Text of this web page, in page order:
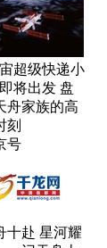
超级快递小
将出发 盘
舟家族的高
刻
号
十赴 星河耀